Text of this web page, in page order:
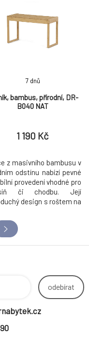
design botníku se hodí
interiérů, kde nabízí
řešení pro uskladnění
rám a ro
bambus, přírodní, DR-
B040 NAT
7 dnů
1 190 Kč
z masivního bambusu v
odstínu nabízí pevné
provedení vhodné pro
či chodbu. Její
design s roštem na
vzduchu a zároveň
pohodlné sezení při
Pevné nohy ve tvaru
odebírat